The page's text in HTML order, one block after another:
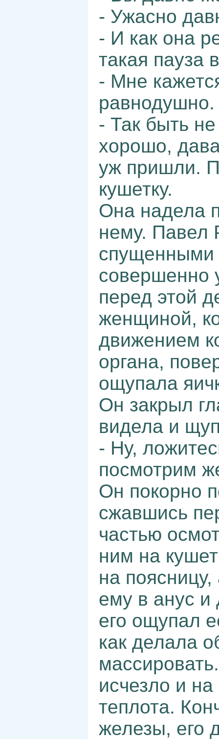
- Ужасно
- И как она
такая пауза
- Мне
равнодушно.
- Так быть
хорошо,
уж пришли.
кушетку.
Она надела
нему. Павел
спущенными
совершенно
перед этой
женщиной,
движением
органа,
ощупала
Он закрыл
видела и
- Ну,
посмотрим
Он покорно
сжавшись
частью
ним на
на
ему в анус и
его ощупал
как делала
исчезло и
теплота.
железы, его